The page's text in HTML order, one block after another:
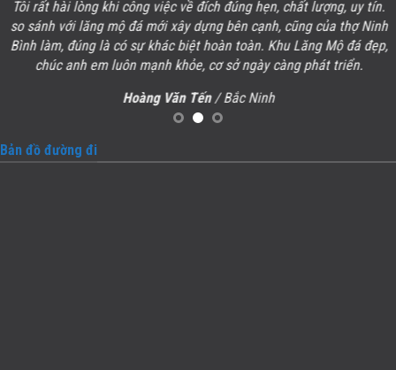
Tôi rất hài lòng khi công việc về đích đúng hẹn, chất lượng, uy tín.
so sánh với lăng mộ đá mới xây dựng bên cạnh, cũng của thợ Ninh
Bình làm, đúng là có sự khác biệt hoàn toàn. KhuLăng Mộ đáđẹp,
chúc anh em luôn mạnh khỏe, cơ sở ngày càng phát triển.
Hoàng Văn Tến / Bắc Ninh
Bản đồ đường đi